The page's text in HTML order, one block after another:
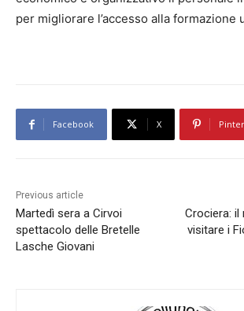
per migliorare l’accesso alla formazione
Facebook X
Previous article
Martedì sera a Cirvoi
spettacolo delle Bretelle
Lasche Giovani
Crociera: il
visitare i